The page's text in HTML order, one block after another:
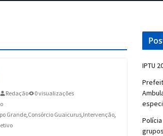
Redação
0 visualizações
Grande,Consórcio Guaicurus,Intervenção,
IPTU